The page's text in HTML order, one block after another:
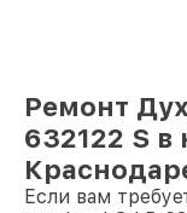
Ремонт
632122 S
Если вам